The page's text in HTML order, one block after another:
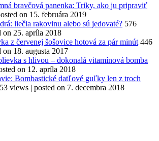
bravčová panenka: Triky, ako ju pripraviť
on 15. februára 2019
liečia rakovinu alebo sú jedovaté? 576
on 25. apríla 2018
z červenej šošovice hotová za pár minút 446
on 18. augusta 2017
s hlivou – dokonalá vitamínová bomba
on 12. apríla 2018
Bombastické datľové guľky len z troch
views | posted on 7. decembra 2018